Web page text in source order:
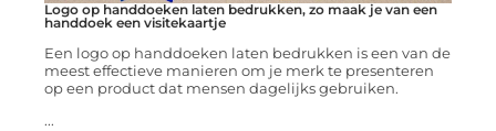
Logo op handdoeken laten bedrukken, zo maak je van een
handdoek een visitekaartje
Een logo op handdoeken laten bedrukken is een van de
meest effectieve manieren om je merk te presenteren
op een product dat mensen dagelijks gebruiken.
...